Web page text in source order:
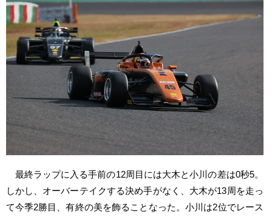
最終ラップに入る手前の12周目には大木と小川の差は0秒5。
しかし、オーバーテイクする決め手がなく、大木が13周を走っ
て今季2勝目、有終の美を飾ることなった。小川は2位でレース